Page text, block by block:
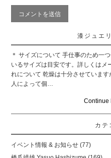
漆ジュエ
＊ サイズについて 手仕事のため一
いるサイズは目安です。詳しくはメ
れについて 乾燥は十分させています
人によって個…
Continue
カテ
イベント情報 & お知らせ (77)